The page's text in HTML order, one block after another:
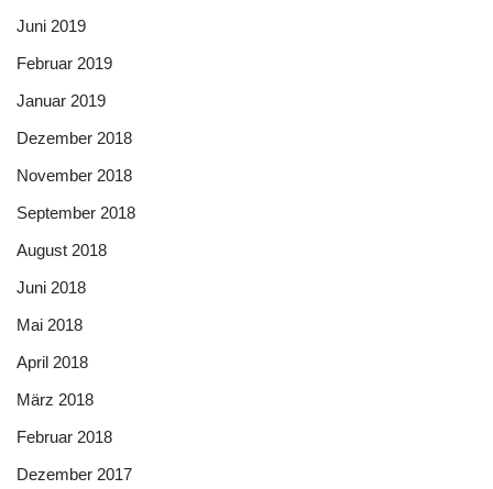
Juni 2019
Februar 2019
Januar 2019
Dezember 2018
November 2018
September 2018
August 2018
Juni 2018
Mai 2018
April 2018
März 2018
Februar 2018
Dezember 2017